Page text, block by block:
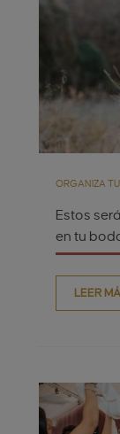
ORGANIZA
Estos
en tu
LEER